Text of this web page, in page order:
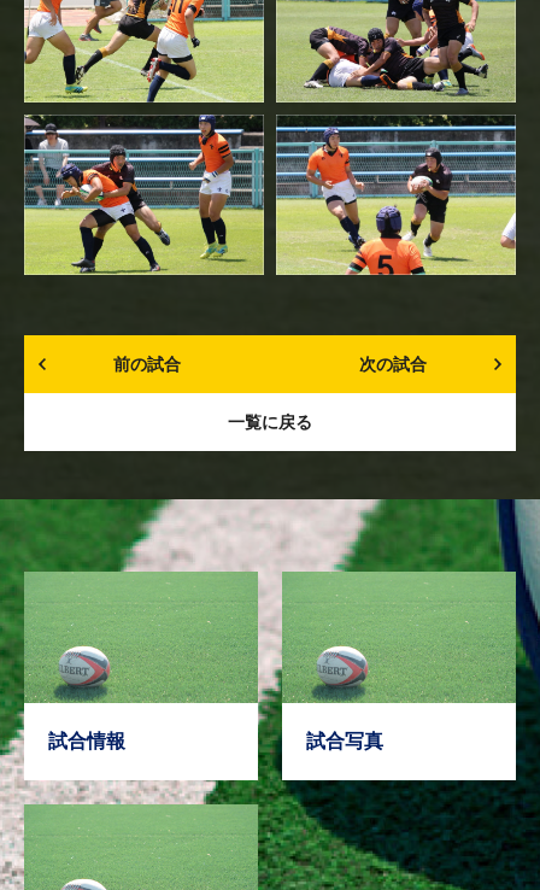
前の試合
一覧に戻る
次の試合
試合情報 試合写真